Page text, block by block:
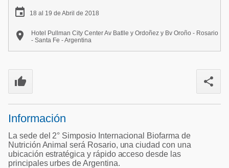
Micotoxinas
Mascotas
Acuacultura
Micotoxinas
Avicultura
Porcicultura
Lechería
Comunidades en portugués
Micotoxinas
Avicultura
Porcicultura
 18 al 19 de Abril de 2018

Hotel Pullman City Center Av Batlle y Ordoñez y Bv Oroño - Rosario
- Santa Fe - Argentina
thumb_up share
Información
La sede del 2° Simposio Internacional Biofarma de
Nutrición Animal será Rosario, una ciudad con una
ubicación estratégica y rápido acceso desde las
principales urbes de Argentina.